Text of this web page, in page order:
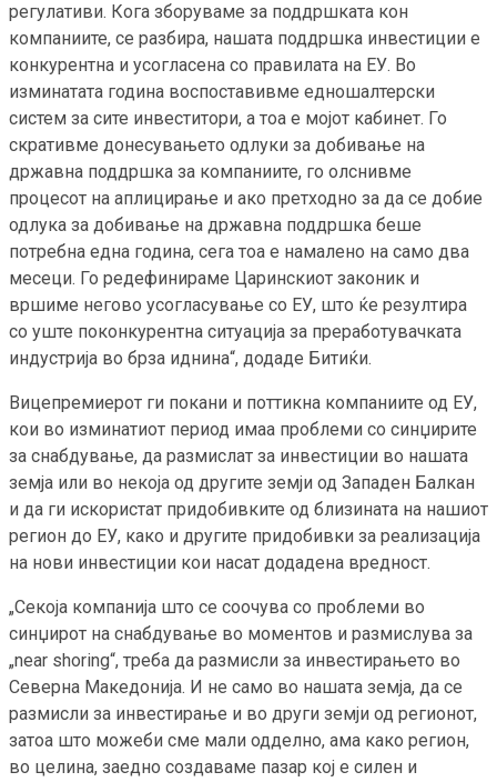
регулативи. Кога зборуваме за поддршката кон
компаниите, се разбира, нашата поддршка инвестиции е
конкурентна и усогласена со правилата на ЕУ. Во
изминатата година воспоставивме едношалтерски
систем за сите инвеститори, а тоа е мојот кабинет. Го
скративме донесувањето одлуки за добивање на
државна поддршка за компаниите, го олснивме
процесот на аплицирање и ако претходно за да се добие
одлука за добивање на државна поддршка беше
потребна една година, сега тоа е намалено на само два
месеци. Го редефинираме Царинскиот законик и
вршиме негово усогласување со ЕУ, што ќе резултира
со уште поконкурентна ситуација за преработувачката
индустрија во брза иднина“, додаде Битиќи.
Вицепремиерот ги покани и поттикна компаниите од ЕУ,
кои во изминатиот период имаа проблеми со синџирите
за снабдување, да размислат за инвестиции во нашата
земја или во некоја од другите земји од Западен Балкан
и да ги искористат придобивките од близината на нашиот
регион до ЕУ, како и другите придобивки за реализација
на нови инвестиции кои насат додадена вредност.
„Секоја компанија што се соочува со проблеми во
синџирот на снабдување во моментов и размислува за
„near shoring“, треба да размисли за инвестирањето во
Северна Македонија. И не само во нашата земја, да се
размисли за инвестирање и во други земји од регионот,
затоа што можеби сме мали одделно, ама како регион,
во целина, заедно создаваме пазар кој е силен и